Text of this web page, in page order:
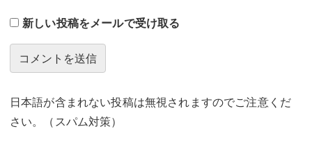
新しい投稿をメールで受け取る
日本語が含まれない投稿は無視されますのでご注意くだ
さい。（スパム対策）